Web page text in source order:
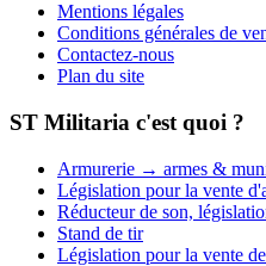
Mentions légales
Conditions générales de
Contactez-nous
Plan du site
ST Militaria c'est quoi ?
Armurerie → armes &
Législation pour la vente
Réducteur de son,
Stand de tir
Législation pour la vente